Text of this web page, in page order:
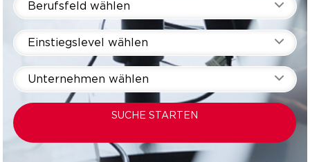
Berufsfeld wählen
Einstiegslevel wählen
Unternehmen wählen
SUCHE STARTEN